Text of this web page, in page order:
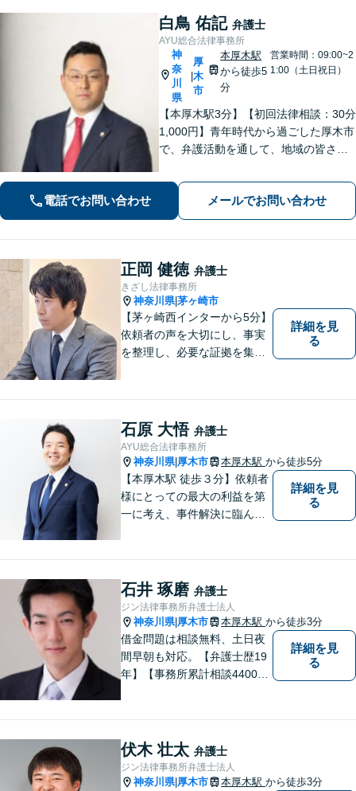
白鳥 佑記 弁護士
AYU総合法律事務所
神
奈
川
県
|
厚
木
市
本厚木駅
から徒歩5
分
営業時間：09:00~2
1:00（土日祝日）
【本厚木駅3分】【初回法律相談：30分
1,000円】青年時代から過ごした厚木市
で、弁護活動を通して、地域の皆さま
産・インターネット問題など幅広い分
野に対応可能です。【休日・夜間対
応】
電話でお問い合わせ メールでお問い合わせ
正岡 健徳 弁護士
きざし法律事務所
神奈川県|茅ヶ崎市
【茅ヶ崎西インターから5分】
依頼者の声を大切にし、事実
を整理し、必要な証拠を集め
親身に対応し、皆さまの少し
でも明るい未来のために尽力
しますのでご安心ください。
【駐車場有】
詳細を見
る
石原 大悟 弁護士
AYU総合法律事務所
神奈川県| 厚木市 本厚木駅 から徒歩5分
【本厚木駅 徒歩３分】依頼者
様にとっての最大の利益を第
一に考え、事件解決に臨んで
所を目指しております。
詳細を見
る
石井 琢磨 弁護士
ジン法律事務所弁護士法人
神奈川県| 厚木市 本厚木駅 から徒歩3分
借金問題は相談無料、土日夜
間早朝も対応。【弁護士歴19
年】【事務所累計相談4400件
男女問題
詳細を見
る
伏木 壮太 弁護士
ジン法律事務所弁護士法人
神奈川県| 厚木市 本厚木駅 から徒歩3分